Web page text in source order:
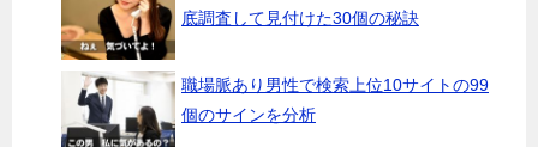
底調査して見付けた30個の秘訣
職場脈あり男性で検索上位10サイトの99
個のサインを分析